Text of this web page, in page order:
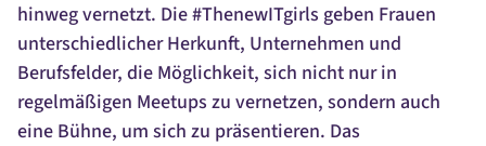
hinweg vernetzt. Die #ThenewITgirls geben Frauen
unterschiedlicher Herkunft, Unternehmen und
Berufsfelder, die Möglichkeit, sich nicht nur in
regelmäßigen Meetups zu vernetzen, sondern auch
eine Bühne, um sich zu präsentieren. Das